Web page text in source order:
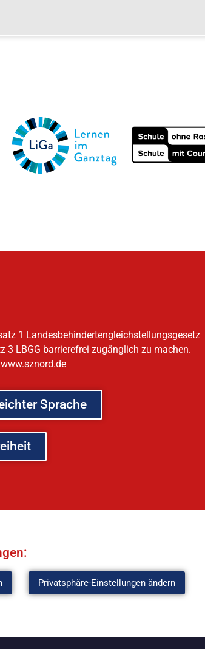
1 Landesbehindertengleichstellungsgesetz
3 LBGG barrierefrei zugänglich zu machen.
Sprache
Privatsphäre-Einstellungen ändern